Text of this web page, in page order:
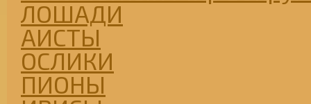
ЛОШАДИ
АИСТЫ
ОСЛИКИ
ПИОНЫ